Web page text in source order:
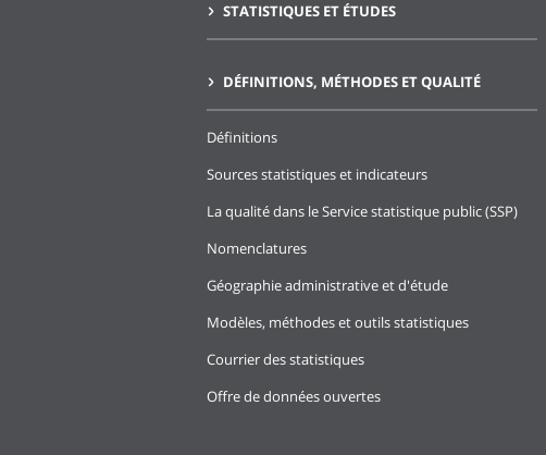
STATISTIQUES ET ÉTUDES
DÉFINITIONS, MÉTHODES ET QUALITÉ
Définitions
Sources statistiques et indicateurs
La qualité dans le Service statistique public (SSP)
Nomenclatures
Géographie administrative et d'étude
Modèles, méthodes et outils statistiques
Courrier des statistiques
Offre de données ouvertes